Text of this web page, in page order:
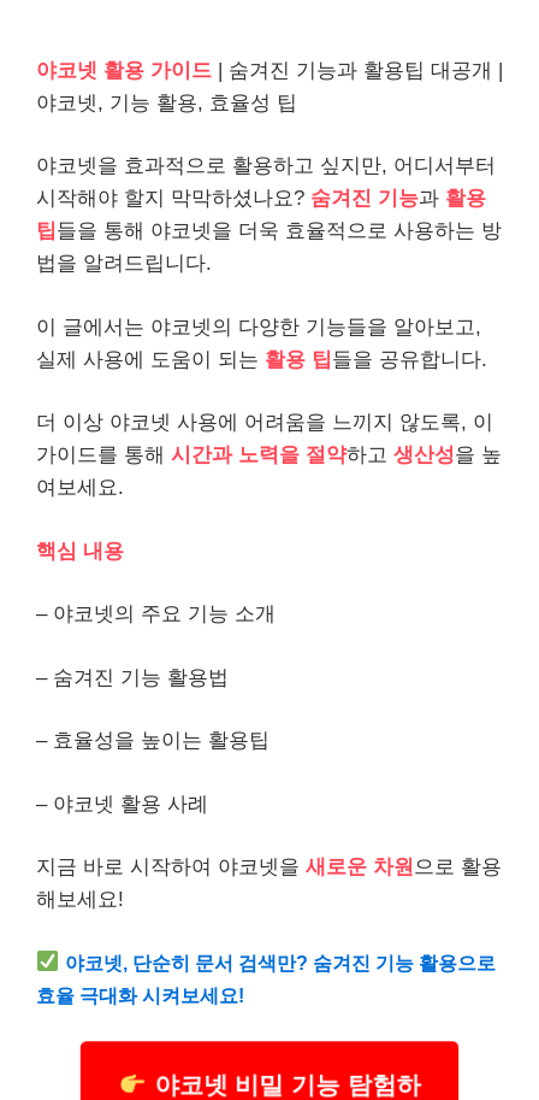
야코넷 활용 가이드 | 숨겨진 기능과 활용팁 대공개 |
야코넷, 기능 활용, 효율성 팁
야코넷을 효과적으로 활용하고 싶지만, 어디서부터
시작해야 할지 막막하셨나요? 숨겨진 기능과 활용
팁들을 통해 야코넷을 더욱 효율적으로 사용하는 방
법을 알려드립니다.
이 글에서는 야코넷의 다양한 기능들을 알아보고,
실제 사용에 도움이 되는 활용 팁들을 공유합니다.
더 이상 야코넷 사용에 어려움을 느끼지 않도록, 이
가이드를 통해 시간과 노력을 절약하고 생산성을 높
여보세요.
핵심 내용
– 야코넷의 주요 기능 소개
– 숨겨진 기능 활용법
– 효율성을 높이는 활용팁
– 야코넷 활용 사례
지금 바로 시작하여 야코넷을 새로운 차원으로 활용
해보세요!
야코넷, 단순히 문서 검색만? 숨겨진 기능 활용으로
효율 극대화 시켜보세요!
야코넷 비밀 기능 탐험하